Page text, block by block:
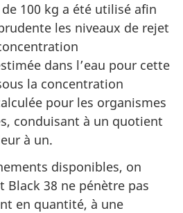
100 kg a été utilisé afin
les niveaux de rejet
dans l’eau pour cette
la concentration
pour les organismes
conduisant à un quotient
à un.
disponibles, on
Black 38 ne pénètre pas
en quantité, à une